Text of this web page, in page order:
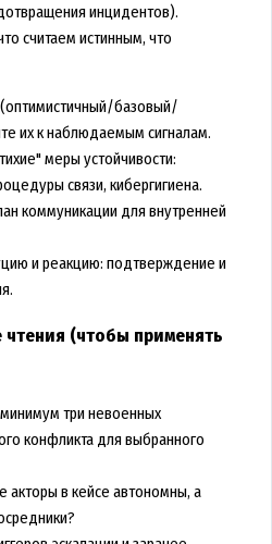
инцидентов).
считаем истинным, что
базовый/
их к наблюдаемым сигналам.
меры устойчивости:
связи, кибергигиена.
коммуникации для внутренней
и реакцию: подтверждение и
(чтобы применять
три невоенных
конфликта для выбранного
акторы в кейсе автономны, а